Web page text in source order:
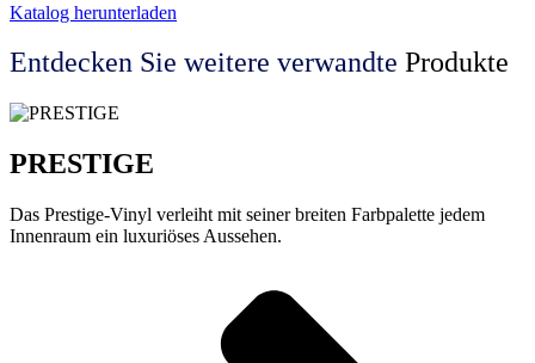
Katalog herunterladen
Entdecken Sie weitere verwandte Produkte
PRESTIGE
Das Prestige-Vinyl verleiht mit seiner breiten Farbpalette jedem
Innenraum ein luxuriöses Aussehen.